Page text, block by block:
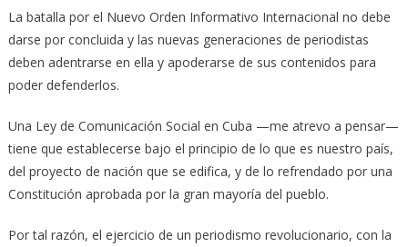
La batalla por el Nuevo Orden Informativo Internacional no debe
darse por concluida y las nuevas generaciones de periodistas
deben adentrarse en ella y apoderarse de sus contenidos para
poder defenderlos.
Una Ley de Comunicación Social en Cuba —me atrevo a pensar—
tiene que establecerse bajo el principio de lo que es nuestro país,
del proyecto de nación que se edifica, y de lo refrendado por una
Constitución aprobada por la gran mayoría del pueblo.
Por tal razón, el ejercicio de un periodismo revolucionario, con la